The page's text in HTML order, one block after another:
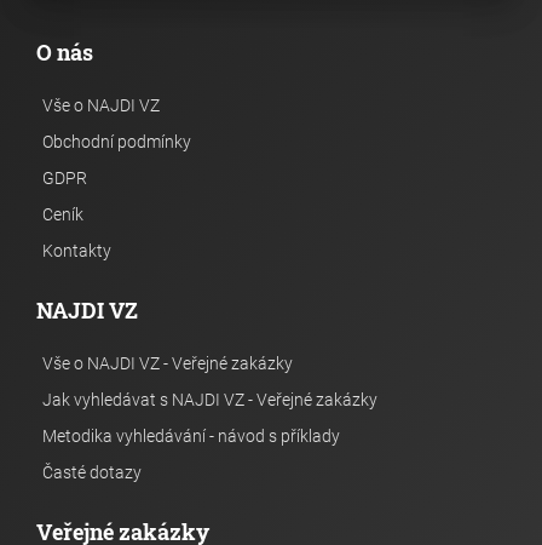
O nás
Vše o NAJDI VZ
Obchodní podmínky
GDPR
Ceník
Kontakty
NAJDI VZ
Vše o NAJDI VZ - Veřejné zakázky
Jak vyhledávat s NAJDI VZ - Veřejné zakázky
Metodika vyhledávání - návod s příklady
Časté dotazy
Veřejné zakázky